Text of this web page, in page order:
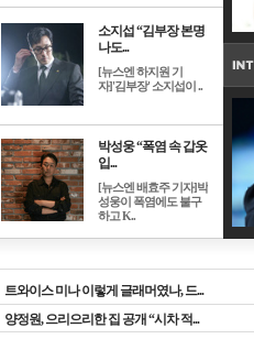
소지섭 “김부장 본명
나도...
[뉴스엔 하지원 기
자]'김부장' 소지섭이 ..
박성웅 “폭염 속 갑옷
입...
[뉴스엔 배효주 기자]박
성웅이 폭염에도 불구
하고 K..
트와이스 미나 이렇게 글래머였나, 드...
양정원, 으리으리한 집 공개 “시차 적...